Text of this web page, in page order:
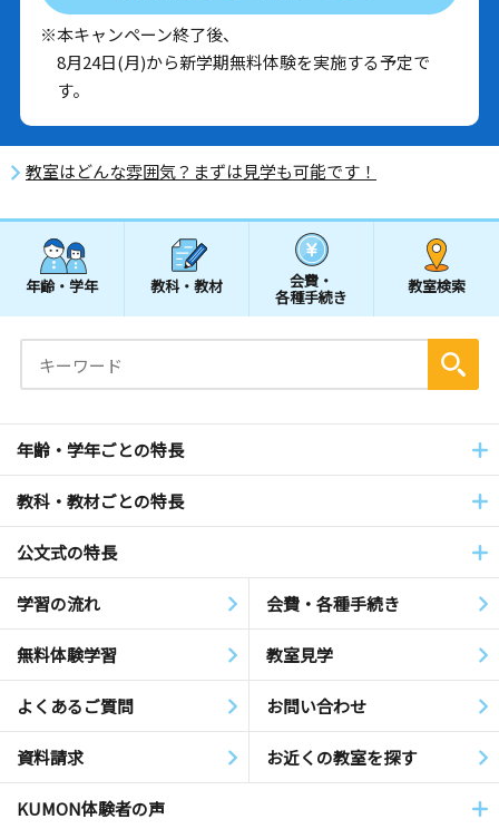
※本キャンペーン終了後、
8月24日(月)から新学期無料体験を実施する予定で
す。
教室はどんな雰囲気？まずは見学も可能です！
年齢・学年 教科・教材 会費・
各種手続き
教室検索
年齢・学年ごとの特長
教科・教材ごとの特長
公文式の特長
学習の流れ 会費・各種手続き
無料体験学習 教室見学
よくあるご質問 お問い合わせ
資料請求 お近くの教室を探す
KUMON体験者の声